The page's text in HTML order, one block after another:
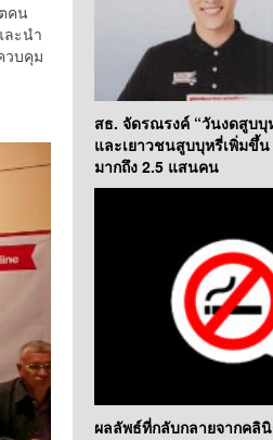
คน
ละนำ
วบคุม
สธ. จัดรณรงค์ “วันงดสูบบุ
และเยาวชนสูบบุหรี่เพิ่มขึ้
มากถึง 2.5 แสนคน
ผลลัพธ์ที่กลับกลายจากคลิ